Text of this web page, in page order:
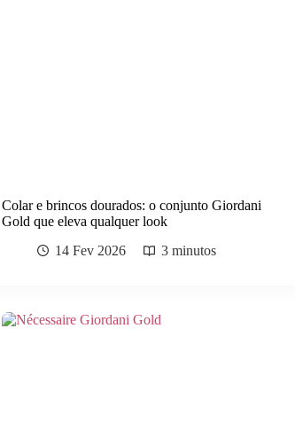
Colar e brincos dourados: o conjunto Giordani
Gold que eleva qualquer look
14 Fev 2026
3 minutos